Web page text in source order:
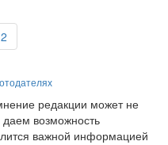
2
редакции может не
возможность
важной информацией